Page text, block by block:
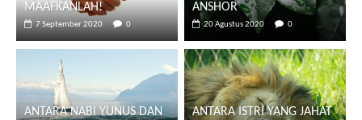
MAAFKANLAH!
7 September 2020 0
ANSHOR
20 Agustus 2020 0
ANTARA NABI YUNUS DAN
ANTARA ISTRI YANG JAHAT